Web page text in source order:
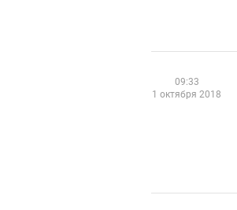
09:33
1 октября 2018